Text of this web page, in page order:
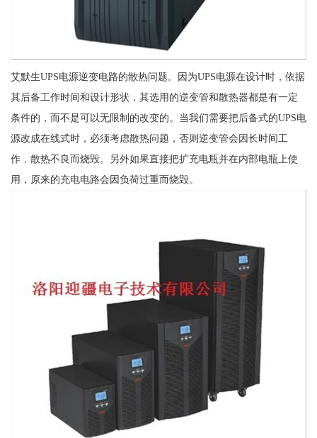
艾默生UPS电源逆变电路的散热问题。因为UPS电源在设计时，依据
其后备工作时间和设计形状，其选用的逆变管和散热器都是有一定
条件的，而不是可以无限制的改变的。当我们需要把后备式的UPS电
源改成在线式时，必须考虑散热问题，否则逆变管会因长时间工
作，散热不良而烧毁。另外如果直接把扩充电瓶并在内部电瓶上使
用，原来的充电电路会因负荷过重而烧毁。